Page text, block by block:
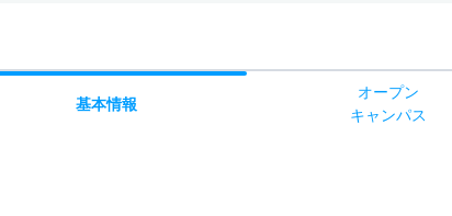
基本情報
オープン
キャンパス